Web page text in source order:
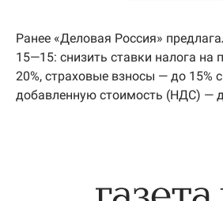
Ранее «Деловая Россия»
15—15: снизить ставки налога на
20%, страховые взносы — до 15%
добавленную стоимость (НДС) —